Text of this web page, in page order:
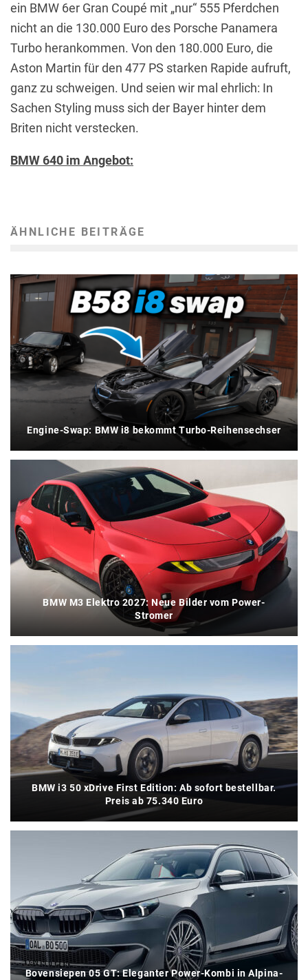
ein BMW 6er Gran Coupé mit „nur“ 555 Pferdchen
nicht an die 130.000 Euro des Porsche Panamera
Turbo herankommen. Von den 180.000 Euro, die
Aston Martin für den 477 PS starken Rapide aufruft,
ganz zu schweigen. Und seien wir mal ehrlich: In
Sachen Styling muss sich der Bayer hinter dem
Briten nicht verstecken.
BMW 640 im Angebot:
ÄHNLICHE BEITRÄGE
Engine-Swap: BMW i8 bekommt Turbo-Reihensechser
BMW M3 Elektro 2027: Neue Bilder vom Power-
Stromer
BMW i3 50 xDrive First Edition: Ab sofort bestellbar.
Preis ab 75.340 Euro
Bovensiepen 05 GT: Eleganter Power-Kombi in Alpina-